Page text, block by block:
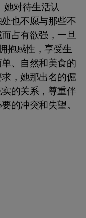
她对待生活认
也不愿与那些不
占有欲强，一旦
抱感性，享受生
、自然和美食的
，她那出名的倔
的关系，尊重伴
的冲突和失望。